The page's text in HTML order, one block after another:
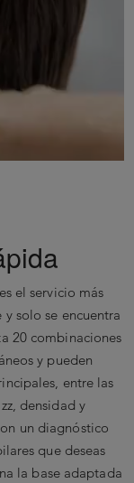
el servicio más
solo se encuentra
20 combinaciones
y pueden
entre las
densidad y
un diagnóstico
que deseas
la base adaptada